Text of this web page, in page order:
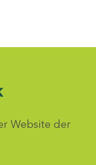
Website der